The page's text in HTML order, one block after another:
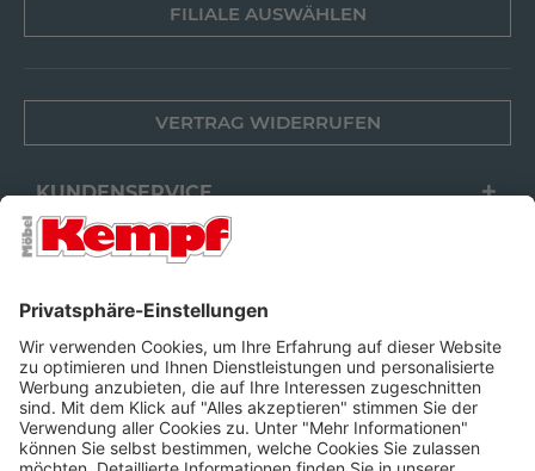
FILIALE AUSWÄHLEN
VERTRAG WIDERRUFEN
KUNDENSERVICE
FILIALEN
FOLGEN SIE UNS